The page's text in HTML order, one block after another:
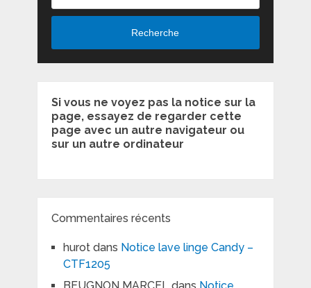
Recherche
Si vous ne voyez pas la notice sur la
page, essayez de regarder cette
page avec un autre navigateur ou
sur un autre ordinateur
Commentaires récents
hurotdans Notice lave linge Candy –
CTF1205